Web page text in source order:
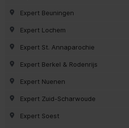
Expert Beuningen
Expert Lochem
Expert St. Annaparochie
Expert Berkel & Rodenrijs
Expert Nuenen
Expert Zuid-Scharwoude
Expert Soest